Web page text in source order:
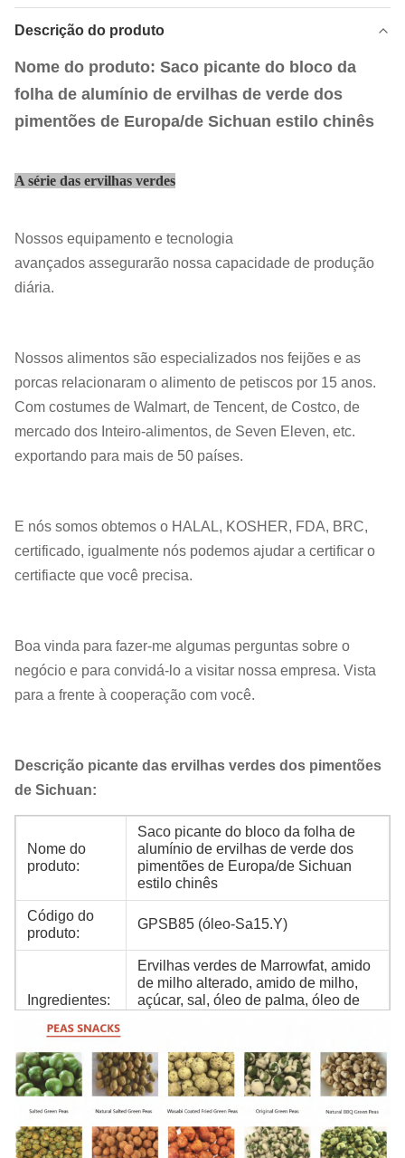
Descrição do produto
Nome do produto: Saco picante do bloco da
folha de alumínio de ervilhas de verde dos
pimentões de Europa/de Sichuan estilo chinês
A série das ervilhas verdes
Nossos equipamento e tecnologia
avançados assegurarão nossa capacidade de produção
diária.
Nossos alimentos são especializados nos feijões e as
porcas relacionaram o alimento de petiscos por 15 anos.
Com costumes de Walmart, de Tencent, de Costco, de
mercado dos Inteiro-alimentos, de Seven Eleven, etc.
exportando para mais de 50 países.
E nós somos obtemos o HALAL, KOSHER, FDA, BRC,
certificado, igualmente nós podemos ajudar a certificar o
certifiacte que você precisa.
Boa vinda para fazer-me algumas perguntas sobre o
negócio e para convidá-lo a visitar nossa empresa. Vista
para a frente à cooperação com você.
Descrição picante das ervilhas verdes dos pimentões
de Sichuan:
Nome do
produto:
Saco picante do bloco da folha de
alumínio de ervilhas de verde dos
pimentões de Europa/de Sichuan
estilo chinês
Código do
produto:
GPSB85 (óleo-Sa15.Y)
Ingredientes:
Ervilhas verdes de Marrowfat, amido
de milho alterado, amido de milho,
açúcar, sal, óleo de palma, óleo de
Gosto e
sabor:
Wasabi, salgado, ASSADO, picante e
etc.
Embalagem:
6kgX2bags/CTN, saco do bloco da
folha de alumínio